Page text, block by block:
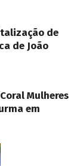
de
de João
Mulheres
em